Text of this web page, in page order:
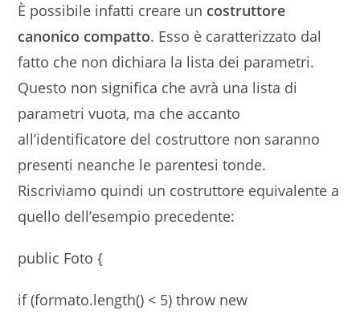
È possibile infatti creare un costruttore
canonico compatto. Esso è caratterizzato dal
fatto che non dichiara la lista dei parametri.
Questo non significa che avrà una lista di
parametri vuota, ma che accanto
all’identificatore del costruttore non saranno
presenti neanche le parentesi tonde.
Riscriviamo quindi un costruttore equivalente a
quello dell’esempio precedente:
public Foto {
if (formato.length() < 5) throw new